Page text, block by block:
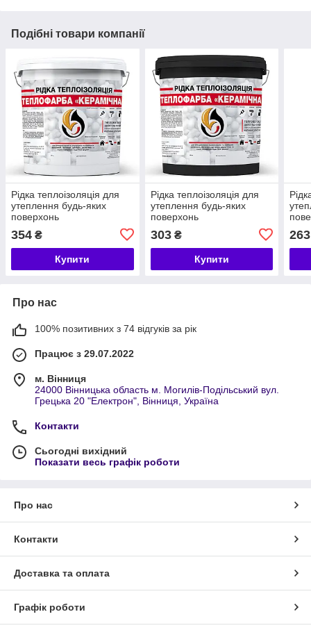
Подібні товари компанії
Рідка теплоізоляція для
утеплення будь-яких
поверхонь
Керамічна *БІЛА 1л
354 ₴
Купити
Рідка теплоізоляція для
утеплення будь-яких
поверхонь
Керамічна Чорна 1 л
303₴
Купити
263
Про нас
100% позитивних з 74 відгуків за рік
Працює з 29.07.2022
м. Вінниця
24000 Вінницька область м. Могилів-Подільський вул.
Грецька 20 "Електрон", Вінниця, Україна
Контакти
Сьогодні вихідний
Показати весь графік роботи
Про нас
Контакти
Доставка та оплата
Графік роботи